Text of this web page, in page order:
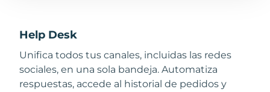
Help Desk
Unifica todos tus canales, incluidas las redes
sociales, en una sola bandeja. Automatiza
respuestas, accede al historial de pedidos y